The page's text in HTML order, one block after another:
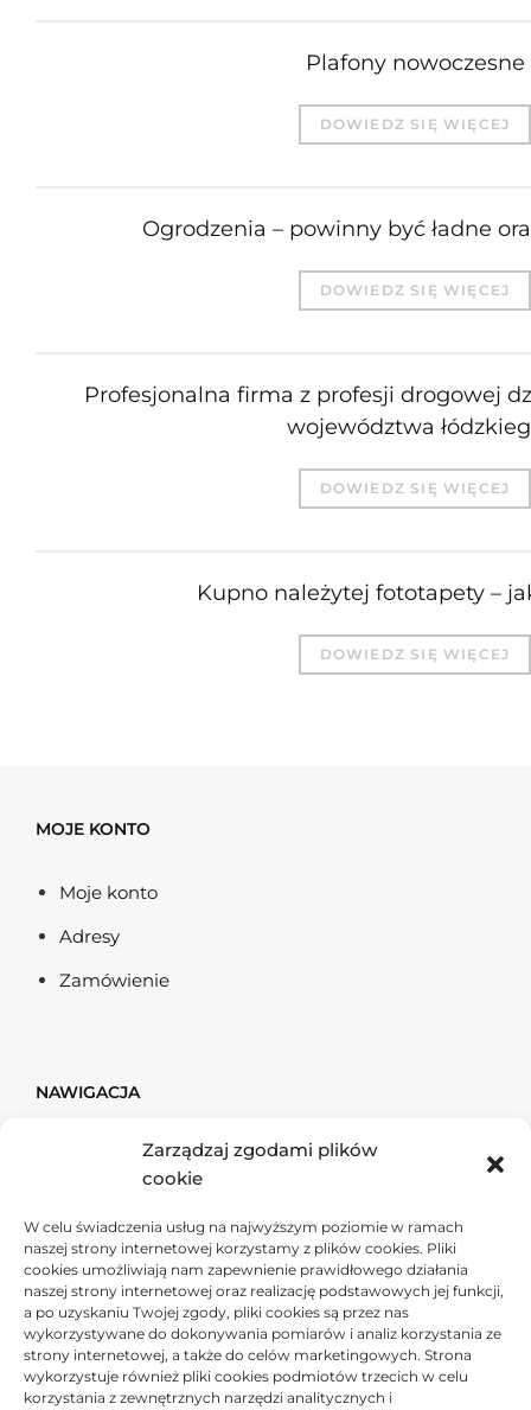
Zarządzaj zgodami plików
cookie
W celu świadczenia usług na najwyższym poziomie w ramach
naszej strony internetowej korzystamy z plików cookies. Pliki
cookies umożliwiają nam zapewnienie prawidłowego działania
naszej strony internetowej oraz realizację podstawowych jej funkcji,
a po uzyskaniu Twojej zgody, pliki cookies są przez nas
wykorzystywane do dokonywania pomiarów i analiz korzystania ze
strony internetowej, a także do celów marketingowych. Strona
wykorzystuje również pliki cookies podmiotów trzecich w celu
korzystania z zewnętrznych narzędzi analitycznych i
Plafony nowoczesne
DOWIEDZ SIĘ WIĘCEJ
Ogrodzenia – powinny być ładne
DOWIEDZ SIĘ WIĘCEJ
Profesjonalna firma z profesji drogowej
województwa
DOWIEDZ SIĘ WIĘCEJ
Kupno należytej fototapety –
DOWIEDZ SIĘ WIĘCEJ
MOJE KONTO
Moje konto
Adresy
Zamówienie
NAWIGACJA
Firma & Finanse
Ogród
Usługi
Przemysł
Moto
Tech